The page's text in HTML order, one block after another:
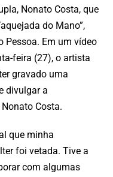
Nonato Costa, que
do Mano”,
Pessoa. Em um vídeo
feira (27), o artista
gravado uma
divulgar a
Costa.
que minha
foi vetada. Tive a
com algumas